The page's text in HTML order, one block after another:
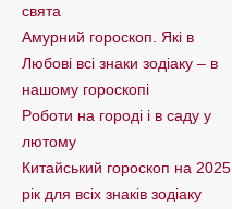
свята
Амурний гороскоп. Які в
Любові всі знаки зодіаку – в
нашому гороскопі
Pоботи на городі і в саду у
лютому
Китайський гороскоп на 2025
рік для всіх знаків зодіаку